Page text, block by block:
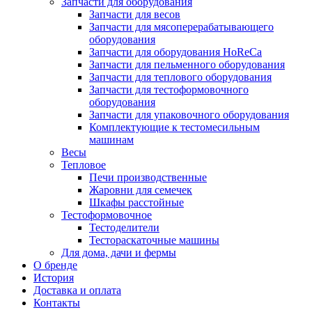
Запчасти для весов
Запчасти для мясоперерабатывающего
оборудования
Запчасти для оборудования HoReCa
Запчасти для пельменного оборудования
Запчасти для теплового оборудования
Запчасти для тестоформовочного
оборудования
Запчасти для упаковочного оборудования
Комплектующие к тестомесильным
машинам
Весы
Тепловое
Печи производственные
Жаровни для семечек
Шкафы расстойные
Тестоформовочное
Тестоделители
Тестораскаточные машины
Для дома, дачи и фермы
О бренде
История
Доставка и оплата
Контакты